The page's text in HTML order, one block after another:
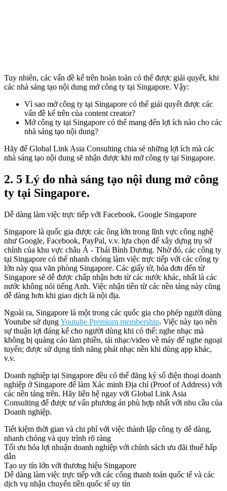
Tuy nhiên, các vấn đề kể trên hoàn toàn có thể được giải quyết, khi
các nhà sáng tạo nội dung mở công ty tại Singapore. Vậy:
Vì sao mở công ty tại Singapore có thể giải quyết được các
vấn đề kể trên của content creator?
Mở công ty tại Singapore có thể mang đến lợi ích nào cho các
nhà sáng tạo nội dung?
Hãy để Global Link Asia Consulting chia sẻ những lợi ích mà các
nhà sáng tạo nội dung sẽ nhận được khi mở công ty tại Singapore.
2. 5 Lý do nhà sáng tạo nội dung mở công
ty tại Singapore.
Dễ dàng làm việc trực tiếp với Facebook, Google Singapore
Singapore là quốc gia được các ông lớn trong lĩnh vực công nghệ
như Google, Facebook, PayPal, v.v. lựa chọn để xây dựng trụ sở
chính của khu vực châu Á - Thái Bình Dương. Nhờ đó, các công ty
tại Singapore có thể nhanh chóng làm việc trực tiếp với các công ty
lớn này qua văn phòng Singapore. Các giấy tờ, hóa đơn đến từ
Singapore sẽ dễ được chấp nhận hơn từ các nước khác, nhất là các
nước không nói tiếng Anh. Việc nhận tiền từ các nền tảng này cũng
dễ dàng hơn khi giao dịch là nội địa.
Ngoài ra, Singapore là một trong các quốc gia cho phép người dùng
Youtube sử dụngYoutube Premium membership. Việc này tạo nên
sự thuận lợi đáng kể cho người dùng khi có thể: nghe nhạc mà
không bị quảng cáo làm phiền, tải nhạc/video về máy để nghe ngoại
tuyến; được sử dụng tính năng phát nhạc nền khi dùng app khác,
v.v.
Doanh nghiệp tại Singapore đều có thể đăng ký số điện thoại doanh
nghiệp ở Singapore để làm Xác minh Địa chỉ (Proof of Address) với
các nền tảng trên. Hãy liên hệ ngay với Global Link Asia
Consulting để được tư vấn phương án phù hợp nhất với nhu cầu của
Doanh nghiệp.
Tiết kiệm thời gian và chi phí với việc thành lập công ty dễ dàng,
nhanh chóng và quy trình rõ ràng
Tối ưu hóa lợi nhuận doanh nghiệp với chính sách ưu đãi thuế hấp
dẫn
Tạo uy tín lớn với thương hiệu Singapore
Dễ dàng làm việc trực tiếp với các cổng thanh toán quốc tế và các
dịch vụ nhận chuyển tiền quốc tế uy tín